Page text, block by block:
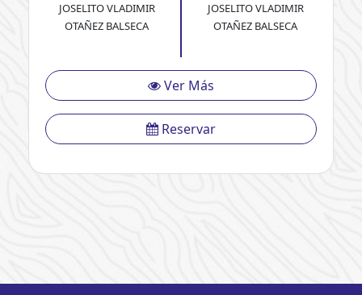
JOSELITO VLADIMIR
OTAÑEZ BALSECA
JOSELITO VLADIMIR
OTAÑEZ BALSECA
Ver Más
Reservar